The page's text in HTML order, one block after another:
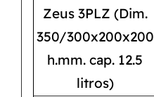
Zeus 3PLZ (Dim.
350/300x200x200
h.mm. cap. 12.5
litros)